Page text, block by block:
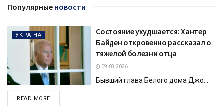
Популярные новости
УКРАЇНА
Состояние ухудшается: Хантер
Байден откровенно рассказал о
тяжелой болезни отца
09.08.2026
Бывший глава Белого дома Джо...
READ MOREDETAILS